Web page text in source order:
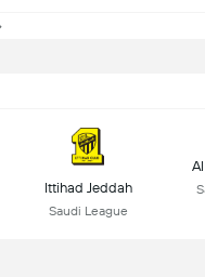
Ittihad Jeddah
Saudi League